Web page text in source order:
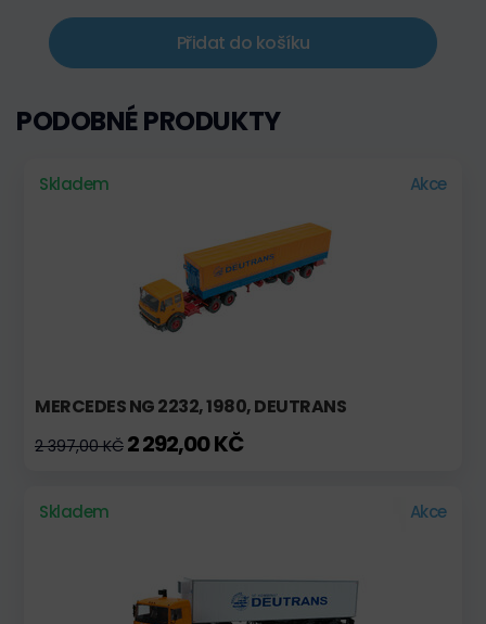
Přidat do košíku
PODOBNÉ PRODUKTY
Skladem Akce
MERCEDES NG 2232, 1980, DEUTRANS
2 397,00 KČ 2 292,00 KČ
Skladem Akce